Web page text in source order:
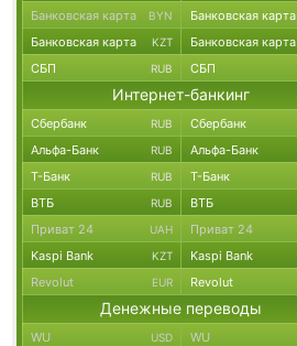
Банковская карта BYN Банковская карта
Банковская карта KZT Банковская карта
СБП RUB СБП
Интернет-банкинг
Сбербанк RUB Сбербанк
Альфа-Банк RUB Альфа-Банк
Т-Банк RUB Т-Банк
ВТБ RUB ВТБ
Приват 24 UAH Приват 24
Kaspi Bank KZT Kaspi Bank
Revolut EUR Revolut
Денежные переводы
WU USD WU